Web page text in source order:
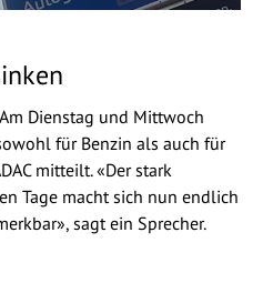
Dienstag und Mittwoch
für Benzin als auch für
mitteilt. «Der stark
Tage macht sich nun endlich
sagt ein Sprecher.